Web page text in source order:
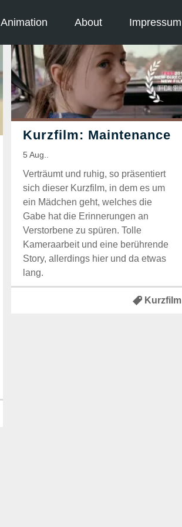
Animation About Impressum
Verträumt und ruhig, so präsentiert
sich dieser Kurzfilm, in dem es um
ein Mädchen geht, welches die
Gabe hat die Erinnerungen an
Verstorbene zu spüren. Tolle
Kameraarbeit und eine berührende
Story, allerdings hier und da etwas
lang.
Kurzfilm